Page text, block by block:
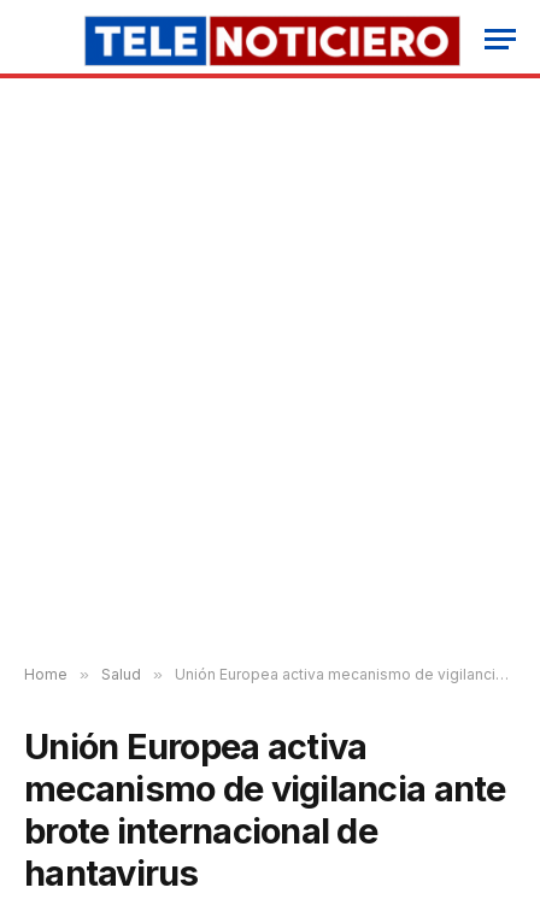
Home » Salud » Unión Europea activa mecanismo de vigilancia ante brote internacional de hantavirus
Unión Europea activa
mecanismo de vigilancia ante
brote internacional de
hantavirus